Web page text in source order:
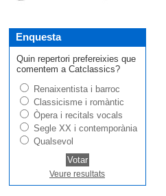
Enquesta
Quin repertori prefereixies que
comentem a Catclassics?
Renaixentista i barroc
Classicisme i romàntic
Òpera i recitals vocals
Segle XX i contemporània
Qualsevol
Veure resultats